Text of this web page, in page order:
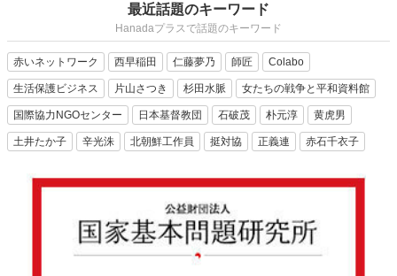
最近話題のキーワード
Hanadaプラスで話題のキーワード
赤いネットワーク 西早稲田 仁藤夢乃 師匠 Colabo
生活保護ビジネス 片山さつき 杉田水脈 女たちの戦争と平和資料館
国際協力NGOセンター 日本基督教団 石破茂 朴元淳 黄虎男
土井たか子 辛光洙 北朝鮮工作員 挺対協 正義連 赤石千衣子